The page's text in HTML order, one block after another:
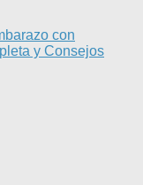
con
y Consejos